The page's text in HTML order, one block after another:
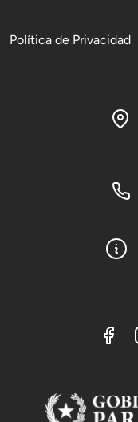
Política de Privacidad